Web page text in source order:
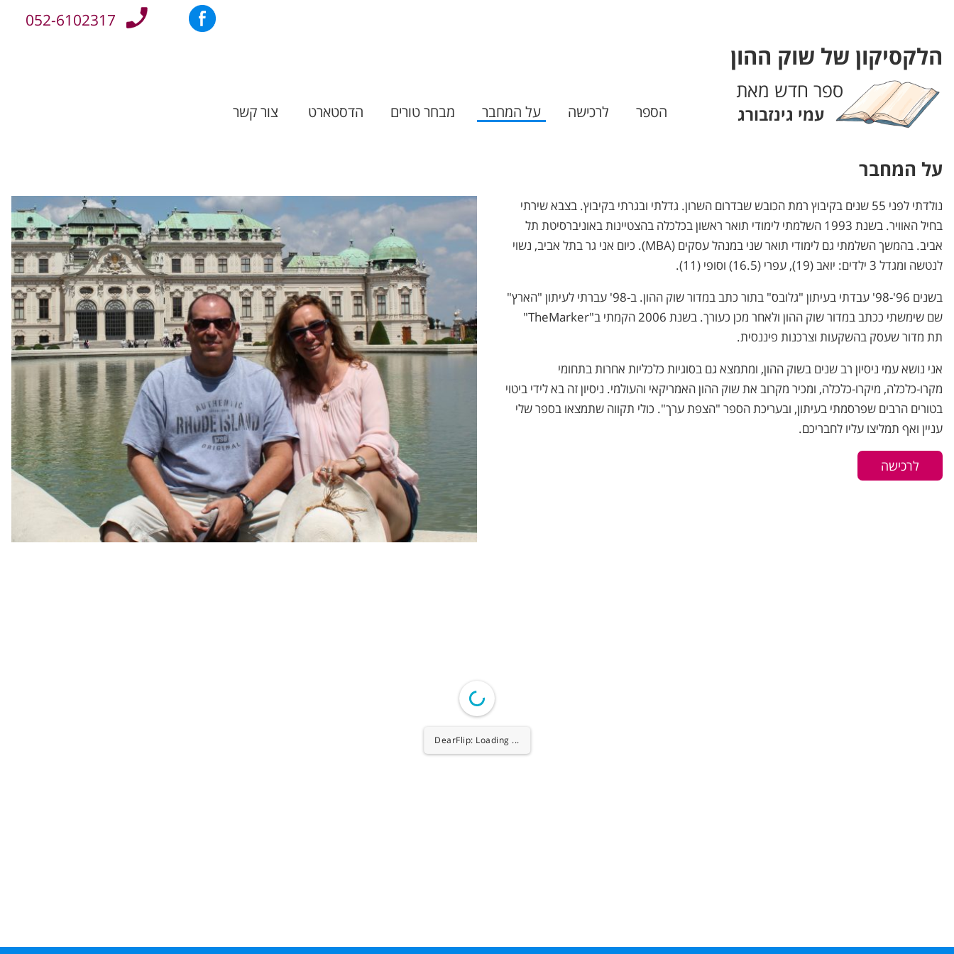
052-6102317
הספר לרכישה על המחבר מבחר טורים הדסטארט צור קשר
הלקסיקון של שוק ההון
ספר חדש מאת
עמי גינזבורג
על המחבר
נולדתי לפני 55 שנים בקיבוץ רמת הכובש שבדרום השרון. גדלתי ובגרתי בקיבוץ. בצבא שירתי
בחיל האוויר. בשנת 1993 השלמתי לימודי תואר ראשון בכלכלה בהצטיינות באוניברסיטת תל
אביב. בהמשך השלמתי גם לימודי תואר שני במנהל עסקים (MBA). כיום אני גר בתל אביב, נשוי
לנטשה ומגדל 3 ילדים: יואב (19), עפרי (16.5) וסופי (11).
בשנים 96'-98' עבדתי בעיתון "גלובס" בתור כתב במדור שוק ההון. ב-98' עברתי לעיתון "הארץ"
שם שימשתי ככתב במדור שוק ההון ולאחר מכן כעורך. בשנת 2006 הקמתי ב"TheMarker"
תת מדור שעסק בהשקעות וצרכנות פיננסית.
אני נושא עמי ניסיון רב שנים בשוק ההון, ומתמצא גם בסוגיות כלכליות אחרות בתחומי
מקרו-כלכלה, מיקרו-כלכלה, ומכיר מקרוב את שוק ההון האמריקאי והעולמי. ניסיון זה בא לידי ביטוי
בטורים הרבים שפרסמתי בעיתון, ובעריכת הספר "הצפת ערך". כולי תקווה שתמצאו בספר שלי
עניין ואף תמליצו עליו לחבריכם.
לרכישה
DearFlip: Loading ...